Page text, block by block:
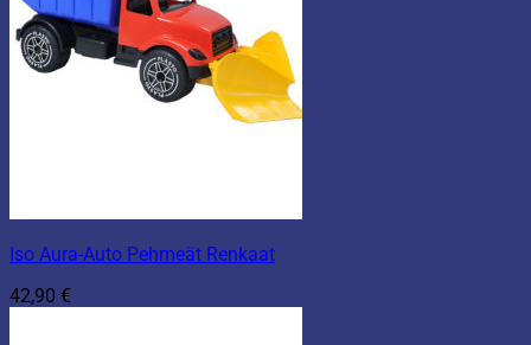
Iso Aura-Auto Pehmeät Renkaat
42,90 €